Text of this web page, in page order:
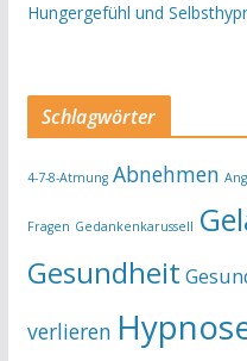
Hungergefühl und
Schlagwörter
4-7-8-Atmung Abnehmen
Fragen Gedankenkarussell
Gesundheit
verlieren